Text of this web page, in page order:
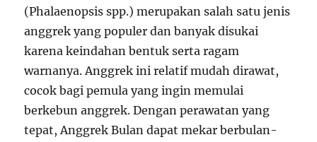
(Phalaenopsis spp.) merupakan salah satu jenis
anggrek yang populer dan banyak disukai
karena keindahan bentuk serta ragam
warnanya. Anggrek ini relatif mudah dirawat,
cocok bagi pemula yang ingin memulai
berkebun anggrek. Dengan perawatan yang
tepat, Anggrek Bulan dapat mekar berbulan-